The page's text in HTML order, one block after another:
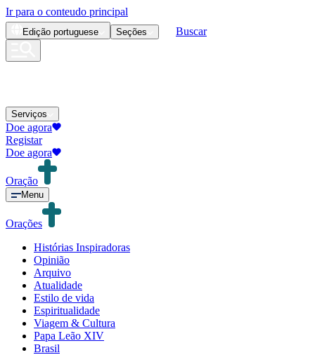
Ir para o conteudo principal
Edição portuguese Seções Buscar
Serviços
Doe agora
Registar
Doe agora
Oração
Menu
Orações
Histórias Inspiradoras
Opinião
Arquivo
Atualidade
Estilo de vida
Espiritualidade
Viagem & Cultura
Papa Leão XIV
Brasil